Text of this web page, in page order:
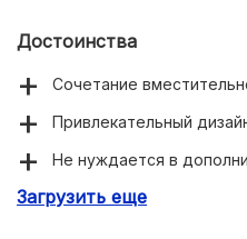
Достоинства
Сочетание
Привлекательный
Не нуждается в
Загрузить еще